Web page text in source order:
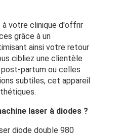
votre clinique d'offrir
grâce à un
ainsi votre retour
cibliez une clientèle
partum ou celles
subtiles, cet appareil
laser à diodes ?
diode double 980